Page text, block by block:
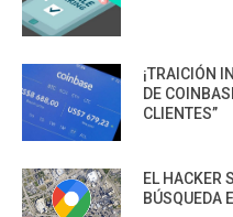
¡TRAICIÓN
DE
CLIENTES”
EL HACKER
BÚSQUEDA